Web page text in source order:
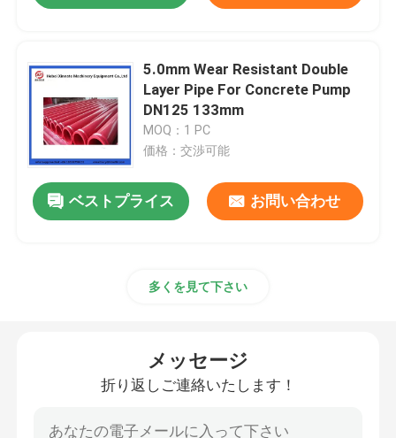
5.0mm Wear Resistant Double
Layer Pipe For Concrete Pump
DN125 133mm
MOQ：1 PC
価格：交渉可能
ベストプライス お問い合わせ
多くを見て下さい
メッセージ
折り返しご連絡いたします！